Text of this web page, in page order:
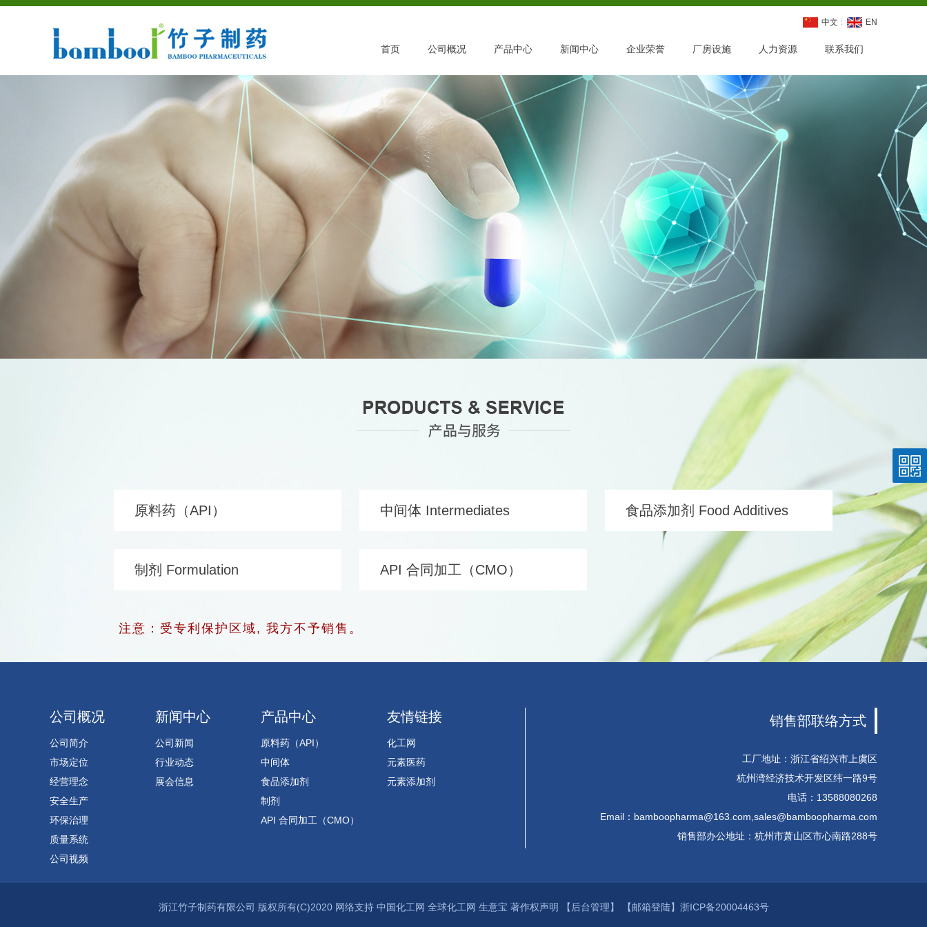
中文 EN
首页 公司概况 产品中心 新闻中心 企业荣誉 厂房设施 人力资源 联系我们
原料药（API） 中间体 Intermediates 食品添加剂 Food Additives
制剂 Formulation API 合同加工（CMO）
注意：受专利保护区域, 我方不予销售。
公司概况
公司简介
市场定位
经营理念
安全生产
环保治理
质量系统
公司视频
新闻中心
公司新闻
行业动态
展会信息
产品中心
原料药（API）
中间体
食品添加剂
制剂
API 合同加工（CMO）
友情链接
化工网
元素医药
元素添加剂
销售部联络方式
工厂地址：浙江省绍兴市上虞区
杭州湾经济技术开发区纬一路9号
电话：13588080268
Email： bamboopharma@163.com sales@bamboopharma.com
销售部办公地址：杭州市萧山区市心南路288号
浙江竹子制药有限公司 版权所有(C)2020网络支持 中国化工网 全球化工网 生意宝 著作权声明 【后台管理】 【邮箱登陆】 浙ICP备20004463号